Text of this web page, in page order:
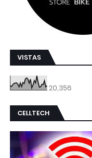
VISTAS
20,356
CELLTECH